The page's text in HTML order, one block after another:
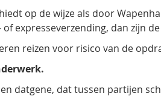
op de wijze als door
expresseverzending, dan zijn
reizen voor risico van de
datgene, dat tussen partijen